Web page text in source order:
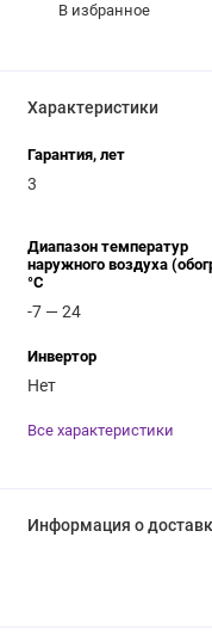
В избранное
Характеристики
Гарантия, лет
3
Диапазон температур
наружного воздуха
°C
-7 — 24
Инвертор
Нет
Все характеристики
Информация о